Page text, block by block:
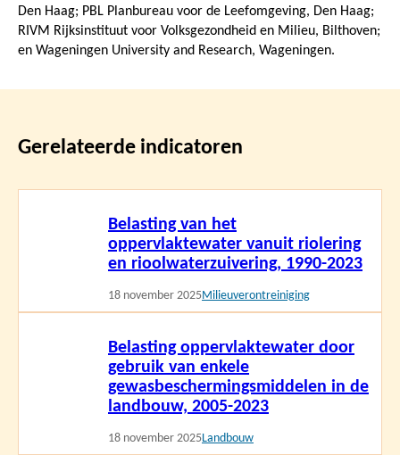
Den Haag; PBL Planbureau voor de Leefomgeving, Den Haag;
RIVM Rijksinstituut voor Volksgezondheid en Milieu, Bilthoven;
en Wageningen University and Research, Wageningen.
Gerelateerde indicatoren
Belasting van het
oppervlaktewater vanuit riolering
en rioolwaterzuivering, 1990-2023
18 november 2025Milieuverontreiniging
Belasting oppervlaktewater door
gebruik van enkele
gewasbeschermingsmiddelen in de
landbouw, 2005-2023
18 november 2025Landbouw